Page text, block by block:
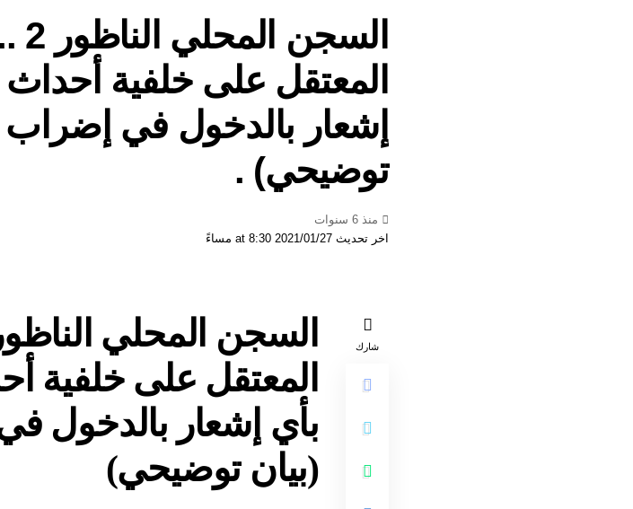
المعتقل على خلفية
إشعار بالدخول في
توضيحي) .
اخر تحديث 2021/01/27 at 8:30 مساءً
منذ 6 سنوات
شارك
المعتقل على خلفية
بأي إشعار بالدخول
(بيان توضيحي)